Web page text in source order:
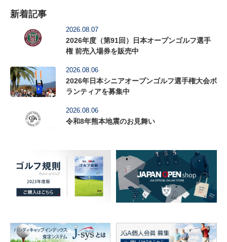
新着記事
2026.08.07
2026年度（第91回）日本オープンゴルフ選手
権 前売入場券を販売中
2026.08.06
2026年日本シニアオープンゴルフ選手権大会ボ
ランティアを募集中
2026.08.06
令和8年熊本地震のお見舞い